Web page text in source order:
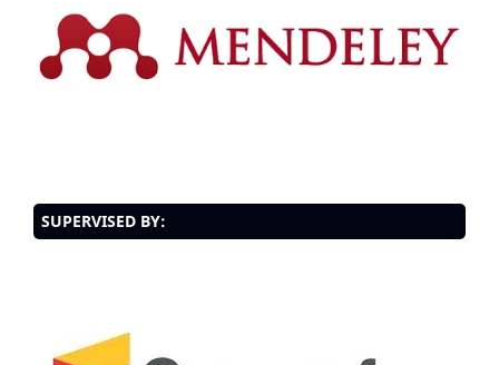
SUPERVISED BY: